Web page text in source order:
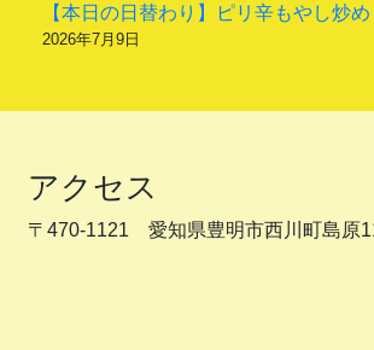
【本日の日替わり】ピリ辛もやし炒め
2026年7月9日
アクセス
〒470-1121 愛知県豊明市西川町島原